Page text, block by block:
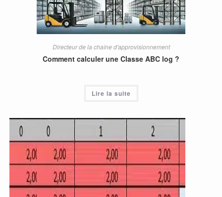
Directeur de la chaîne d'approvisionnement
Comment calculer une Classe ABC log ?
Lire la suite